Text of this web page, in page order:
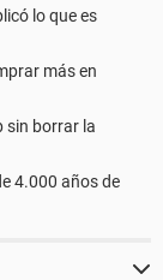
lo que es
más en
sin borrar la
4.000 años de